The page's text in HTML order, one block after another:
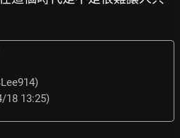
18 13:25)